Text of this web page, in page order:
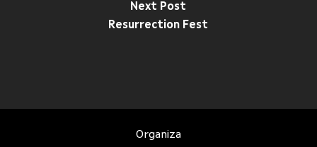
Next Post
Resurrection Fest
Organiza